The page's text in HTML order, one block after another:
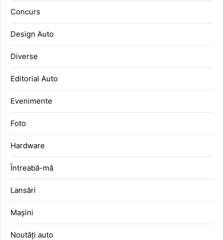
Concurs
Design Auto
Diverse
Editorial Auto
Evenimente
Foto
Hardware
Întreabă-mă
Lansări
Mașini
Noutăți auto